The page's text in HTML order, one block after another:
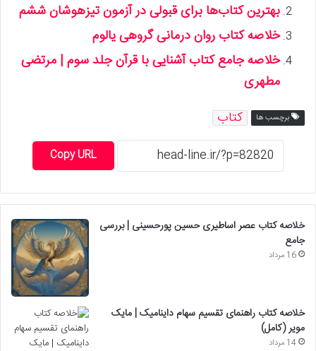
بهترین کتاب‌ها برای قبولی در آزمون تیزهوشان ششم
خلاصه کتاب روان درمانی گروهی یالوم
خلاصه جامع کتاب آشنایی با قرآن جلد سوم | مرتضی
مطهری
برچسب ها کتاب
Copy URL
خلاصه کتاب عصر اساطیری حسین پورحسینی | بررسی
جامع
16 مرداد
خلاصه کتاب راهنمای تقسیم سهام داینامیک | مایک
مویر (کامل)
14 مرداد